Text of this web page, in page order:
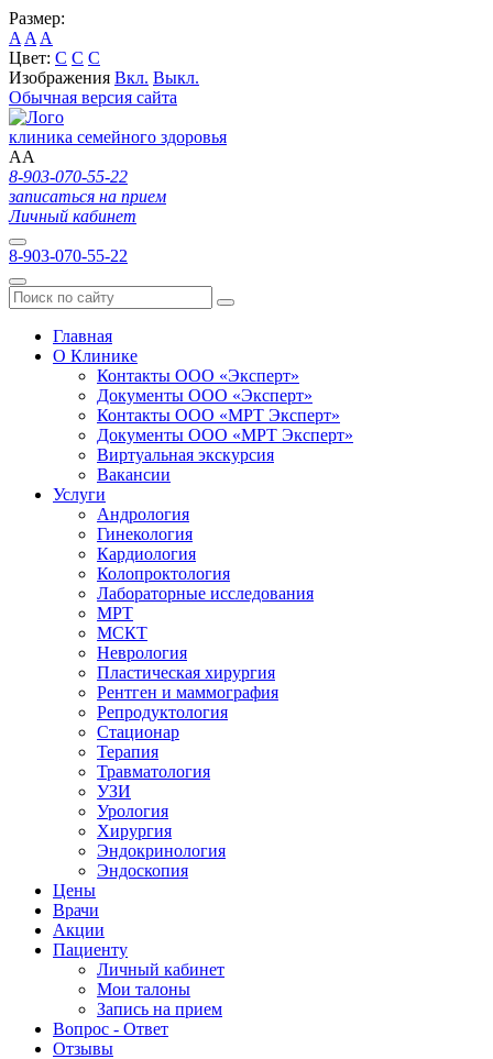
Размер:
A A A
Цвет: C C C
Изображения Вкл. Выкл.
Обычная версия сайта
клиника семейного здоровья
AA
8-903-070-55-22
записаться на прием
Личный кабинет
8-903-070-55-22
Главная
О Клинике
Контакты ООО «Эксперт»
Документы ООО «Эксперт»
Контакты ООО «МРТ Эксперт»
Документы ООО «МРТ Эксперт»
Виртуальная экскурсия
Вакансии
Услуги
Андрология
Гинекология
Кардиология
Колопроктология
Лабораторные исследования
МРТ
МСКТ
Неврология
Пластическая хирургия
Рентген и маммография
Репродуктология
Стационар
Терапия
Травматология
УЗИ
Урология
Хирургия
Эндокринология
Эндоскопия
Цены
Врачи
Акции
Пациенту
Личный кабинет
Мои талоны
Запись на прием
Вопрос - Ответ
Отзывы